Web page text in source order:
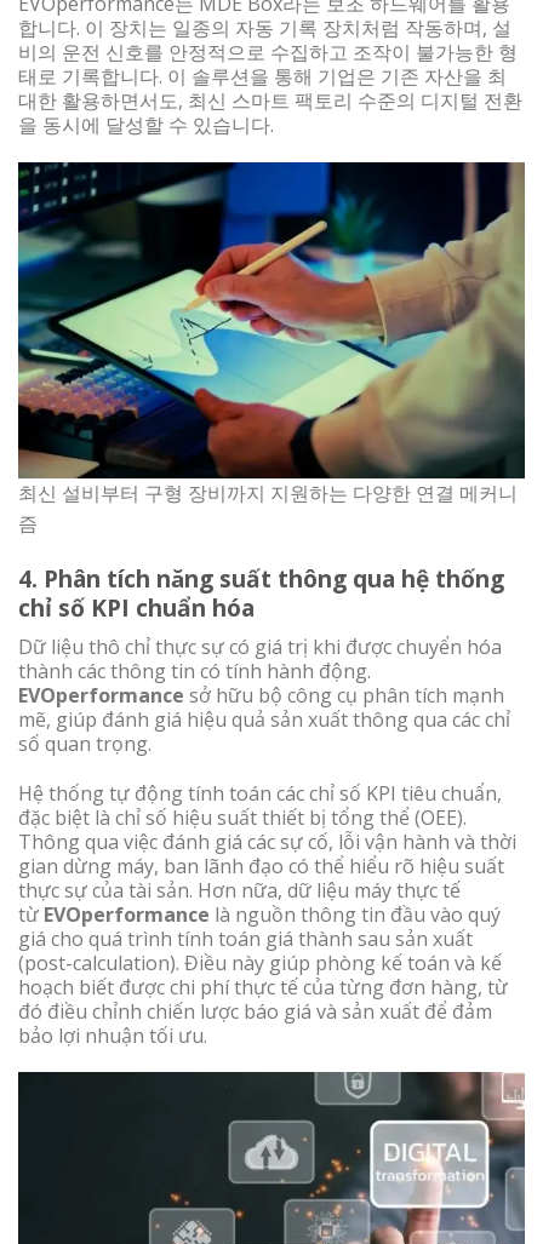
합니다. 이 장치는 일종의 자동 기록 장치처럼 작동하며, 설
비의 운전 신호를 안정적으로 수집하고 조작이 불가능한 형
태로 기록합니다. 이 솔루션을 통해 기업은 기존 자산을 최
대한 활용하면서도, 최신 스마트 팩토리 수준의 디지털 전환
을 동시에 달성할 수 있습니다.
최신 설비부터 구형 장비까지 지원하는 다양한 연결 메커니
즘
4. Phân tích năng suất thông qua hệ thống
chỉ số KPI chuẩn hóa
Dữ liệu thô chỉ thực sự có giá trị khi được chuyển hóa
thành các thông tin có tính hành động.
EVOperformance sở hữu bộ công cụ phân tích mạnh
mẽ, giúp đánh giá hiệu quả sản xuất thông qua các chỉ
số quan trọng.
Hệ thống tự động tính toán các chỉ số KPI tiêu chuẩn,
đặc biệt là chỉ số hiệu suất thiết bị tổng thể (OEE).
Thông qua việc đánh giá các sự cố, lỗi vận hành và thời
gian dừng máy, ban lãnh đạo có thể hiểu rõ hiệu suất
thực sự của tài sản. Hơn nữa, dữ liệu máy thực tế
từ EVOperformance là nguồn thông tin đầu vào quý
giá cho quá trình tính toán giá thành sau sản xuất
(post-calculation). Điều này giúp phòng kế toán và kế
hoạch biết được chi phí thực tế của từng đơn hàng, từ
đó điều chỉnh chiến lược báo giá và sản xuất để đảm
bảo lợi nhuận tối ưu.